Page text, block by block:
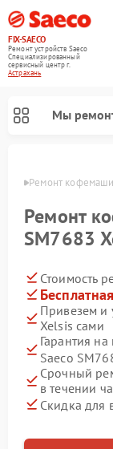
FIX-SAECO
Ремонт устройств Saeco
Специализированный
cервисный центр г.
Астрахань
Мы
Ремонт
Ремонт
SM7683
Стоимость
Привезем и
Xelsis сами
Гарантия
Saeco
Срочный
в течении
Скидка для